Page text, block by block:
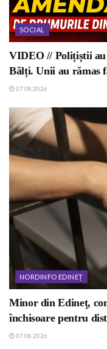
SOCIAL
VIDEO // Polițiștii
Bălți. Unii au rămas
07.08.2026
NORDINFO EDINEȚ
Minor din Edineț,
închisoare pentru
07.08.2026